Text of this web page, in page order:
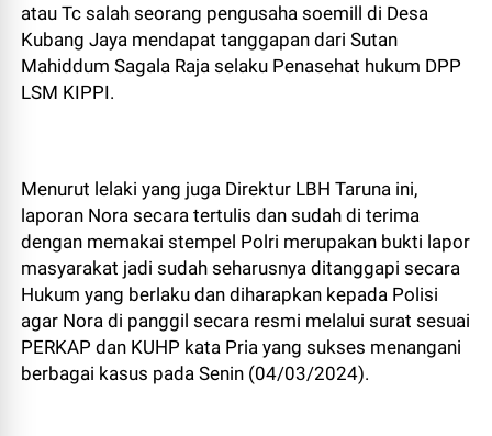
atau Tc salah seorang pengusaha soemill di Desa
Kubang Jaya mendapat tanggapan dari Sutan
Mahiddum Sagala Raja selaku Penasehat hukum DPP
LSM KIPPI.
Menurut lelaki yang juga Direktur LBH Taruna ini,
laporan Nora secara tertulis dan sudah di terima
dengan memakai stempel Polri merupakan bukti lapor
masyarakat jadi sudah seharusnya ditanggapi secara
Hukum yang berlaku dan diharapkan kepada Polisi
agar Nora di panggil secara resmi melalui surat sesuai
PERKAP dan KUHP kata Pria yang sukses menangani
berbagai kasus pada Senin (04/03/2024).